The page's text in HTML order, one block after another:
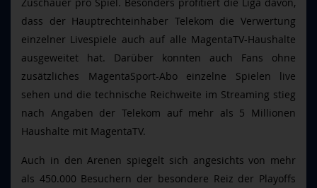
dass der Hauptrechteinhaber Telekom die Verwertung
einzelner Livespiele auch auf alle MagentaTV-Haushalte
ausgeweitet hat. Darüber konnten auch Fans ohne
zusätzliches MagentaSport-Abo einzelne Spielen live
sehen und die technische Reichweite im Streaming stieg
nach Angaben der Telekom auf mehr als 5 Millionen
Haushalte mit MagentaTV.
Auch in den Arenen spiegelt sich angesichts von mehr
als 450.000 Besuchern der besondere Reiz der Playoffs